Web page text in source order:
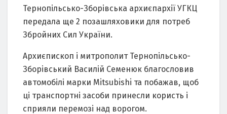
Тернопільсько-Зборівська архиєпархії УГКЦ
передала ще 2 позашляховики для потреб
Збройних Сил України.
Архиєпископ і митрополит Тернопільсько-
Зборівський Василій Семенюк благословив
автомобілі марки Mitsubishi та побажав, щоб
ці транспортні засоби принесли користь і
сприяли перемозі над ворогом.